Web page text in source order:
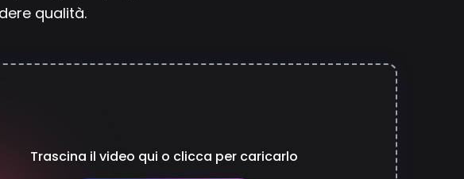
qualità.
Trascina il video qui o clicca per caricarlo